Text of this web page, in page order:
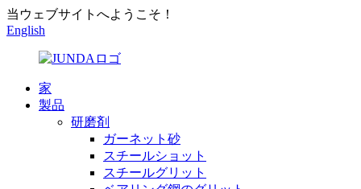
当ウェブサイトへようこそ！
English
家
製品
研磨剤
ガーネット砂
スチールショット
スチールグリット